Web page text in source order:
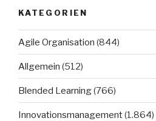
KATEGORIEN
Agile Organisation (844)
Allgemein (512)
Blended Learning(766)
Innovationsmanagement(1.864)